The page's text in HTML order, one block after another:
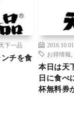
下一品
チを食
2016.10.01
お得情報
本日は天
日に食べ
杯無料券